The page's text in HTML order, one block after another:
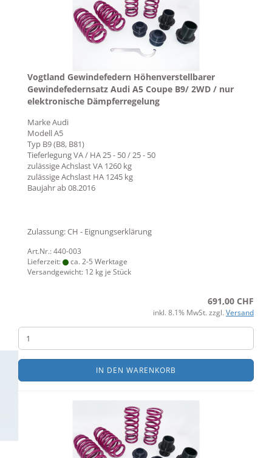
Vogtland Gewindefedern Höhenverstellbarer
Gewindefedernsatz Audi A5 Coupe B9/ 2WD / nur
elektronische Dämpferregelung
MarkeAudi
ModellA5
Typ B9 (B8, B81)
Tieferlegung VA / HA25 - 50 / 25 - 50
zulässige Achslast VA 1260 kg
zulässige Achslast HA 1245 kg
Baujahr ab08.2016
Zulassung: CH - Eignungserklärung
Art.Nr.: 440-003
Lieferzeit:
ca. 2-5 Werktage
Versandgewicht: 12 kg je Stück
691,00 CHF
inkl. 8.1% MwSt. zzgl. Versand
IN DEN WARENKORB